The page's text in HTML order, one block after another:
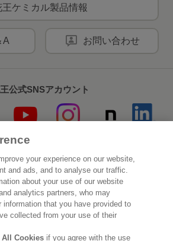
王ケミカル製品情報
A お問い合わせ
公式SNSアカウント
花王について
イノベーション
投資家情報
採用情報
your experience on our website,
and ads, and to analyse our traffic.
about your use of our website
analytics partners, who may
information that you have provided to
collected from your use of their
All Cookies if you agree with the use